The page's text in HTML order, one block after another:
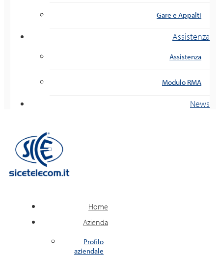
Gare e Appalti
Assistenza
Assistenza
Modulo RMA
News
Home
Azienda
Profilo
aziendale